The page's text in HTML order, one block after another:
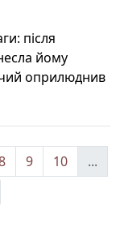
після
йому
оприлюднив
9 10
...